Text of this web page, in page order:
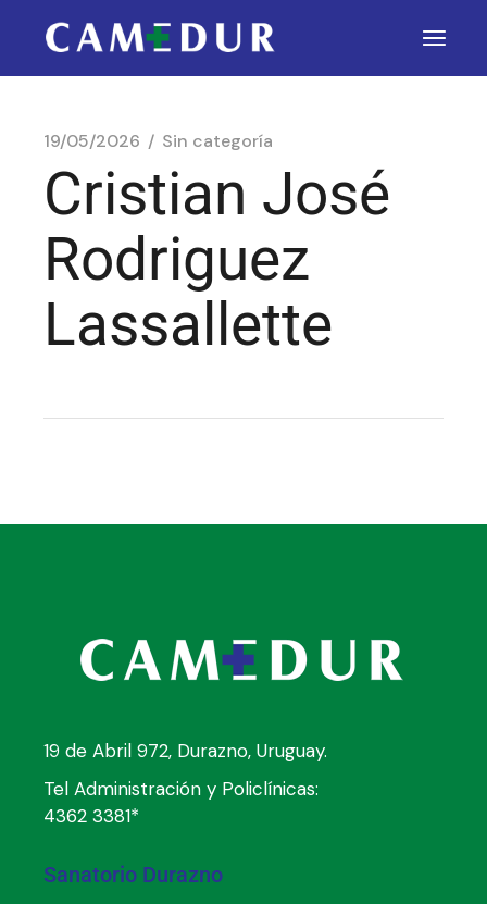
19/05/2026 Sin categoría
Cristian José
Rodriguez
Lassallette
19 de Abril 972, Durazno, Uruguay.
Tel Administración y Policlínicas:
4362 3381*
Sanatorio Durazno